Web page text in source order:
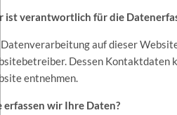
ist verantwortlich für die
auf dieser
Dessen Kontaktdaten
entnehmen.
erfassen wir Ihre Daten?